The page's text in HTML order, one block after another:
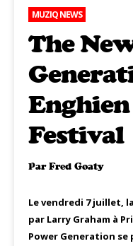
MUZIQ NEWS
The
Festival
ParFred Goaty
Le vendredi 7 juillet,
par Larry Graham à
Power Generation se